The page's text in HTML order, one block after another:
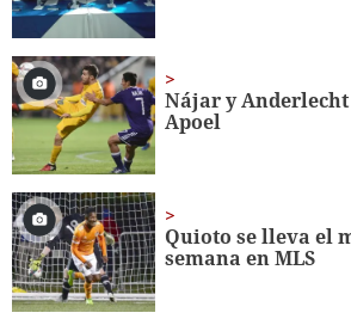
Nájar y
Apoel
Quioto se lleva el
semana en MLS